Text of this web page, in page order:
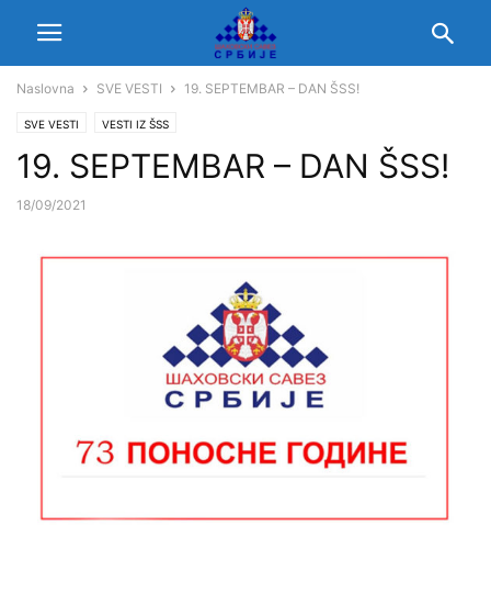
Naslovna SVE VESTI 19. SEPTEMBAR – DAN ŠSS!
SVE VESTI VESTI IZ ŠSS
19. SEPTEMBAR – DAN ŠSS!
18/09/2021